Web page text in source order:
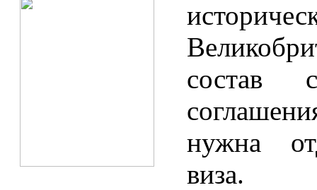
состав
нужна
виза.